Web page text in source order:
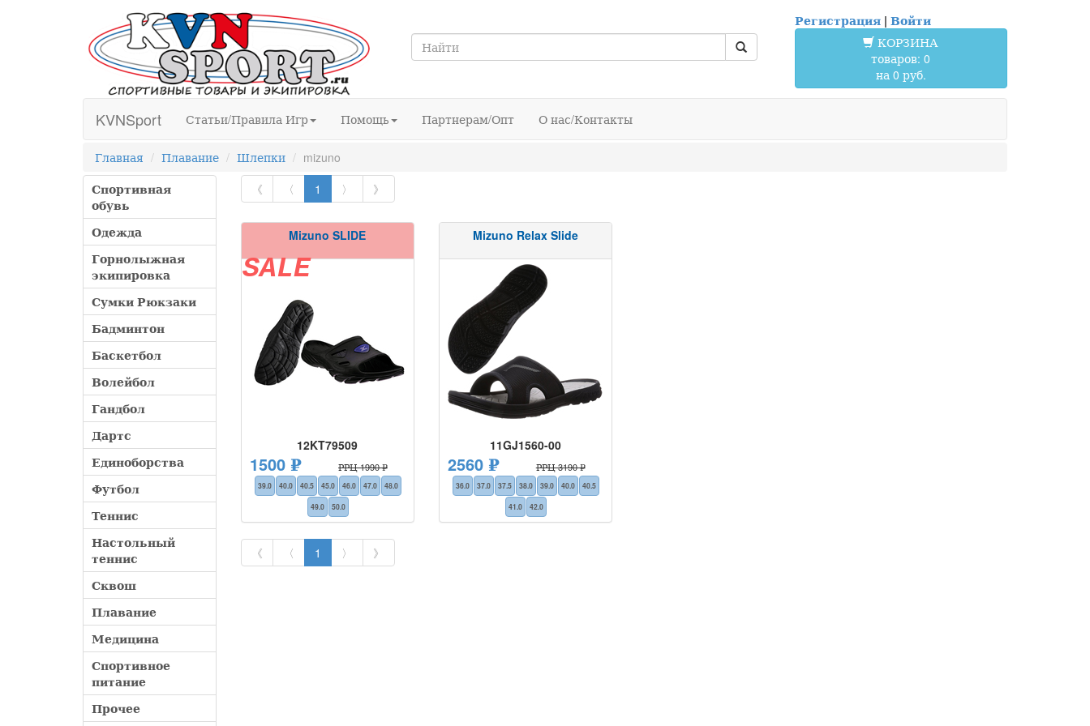
Регистрация| Войти
КОРЗИНА
товаров: 0
на 0 руб.
KVNSport Статьи/Правила Игр Помощь Партнерам/Опт О нас/Контакты
Главная Плавание Шлепки
mizuno
Спортивная
обувь
Одежда
Горнолыжная
экипировка
Сумки Рюкзаки
Бадминтон
Баскетбол
Волейбол
Гандбол
Дартс
Единоборства
Футбол
Теннис
Настольный
теннис
Сквош
Плавание
Медицина
Спортивное
питание
Прочее
《 〈 1 〉 》
Mizuno SLIDE
SALE
12KT79509
1500 ₽ РРЦ 1990 ₽
39.0 40.0 40.5 45.0 46.0 47.0
48.0
49.0
50.0
Mizuno Relax Slide
11GJ1560-00
2560 ₽ РРЦ 3190 ₽
36.0 37.0 37.5 38.0 39.0 40.0
40.5
41.0
42.0
《 〈 1 〉 》